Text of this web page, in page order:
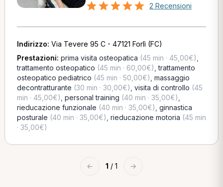
2 Recensioni
Indirizzo: Via Tevere 95 C - 47121 Forlì (FC)
Prestazioni: prima visita osteopatica (45 min · 45,00€)
trattamento osteopatico (45 min · 60,00€) ,trattamento
osteopatico pediatrico (45 min · 50,00€) massaggio
decontratturante (30 min · 30,00€) visita di controllo (45
min · 45,00€) personal training (40 min · 35,00€)
rieducazione funzionale (40 min · 35,00€) ginnastica
posturale (40 min · 35,00€) rieducazione motoria (45 min
· 35,00€)
← 1 / 1 →